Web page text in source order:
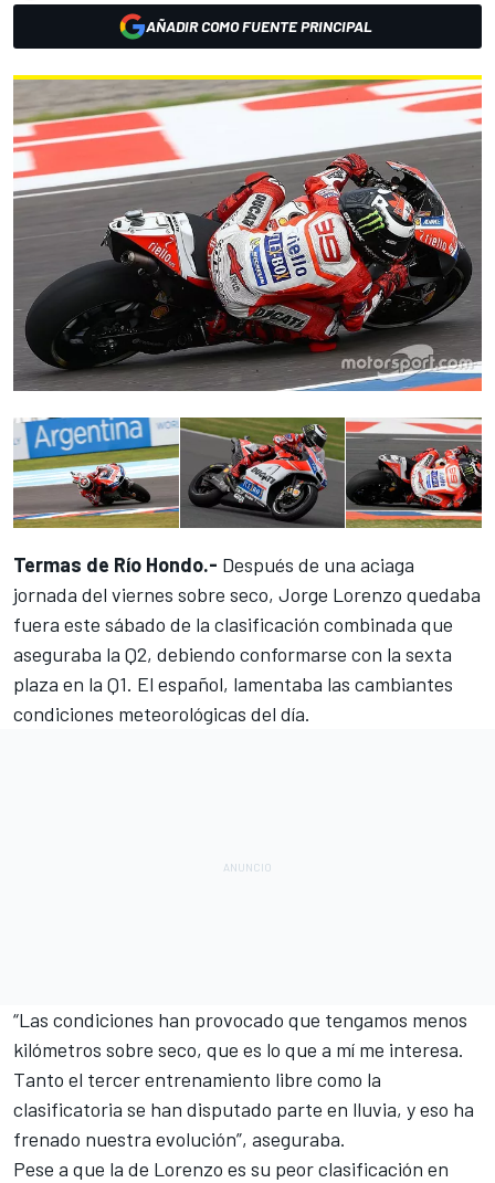
AÑADIR COMO FUENTE PRINCIPAL
Termas de Río Hondo.- Después de una aciaga
jornada del viernes sobre seco, Jorge Lorenzo quedaba
fuera este sábado de la clasificación combinada que
aseguraba la Q2, debiendo conformarse con la sexta
plaza en la Q1. El español, lamentaba las cambiantes
condiciones meteorológicas del día.
“Las condiciones han provocado que tengamos menos
kilómetros sobre seco, que es lo que a mí me interesa.
Tanto el tercer entrenamiento libre como la
clasificatoria se han disputado parte en lluvia, y eso ha
frenado nuestra evolución”, aseguraba.
Pese a que la de Lorenzo es su peor clasificación en